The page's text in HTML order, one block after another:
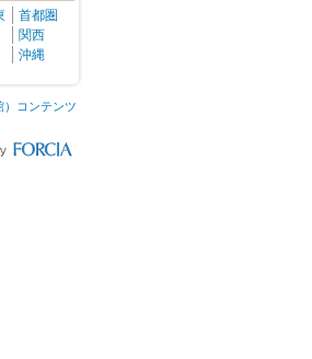
首都圏
関西
沖縄
）コンテンツ